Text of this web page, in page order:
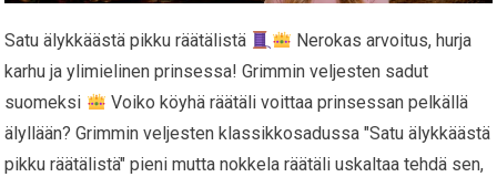
Satu älykkäästä pikku räätälistä
Nerokas arvoitus, hurja
karhu ja ylimielinen prinsessa! Grimmin veljesten sadut
suomeksi
Voiko köyhä räätäli voittaa prinsessan pelkällä
älyllään? Grimmin veljesten klassikkosadussa "Satu älykkäästä
pikku räätälistä" pieni mutta nokkela räätäli uskaltaa tehdä sen,